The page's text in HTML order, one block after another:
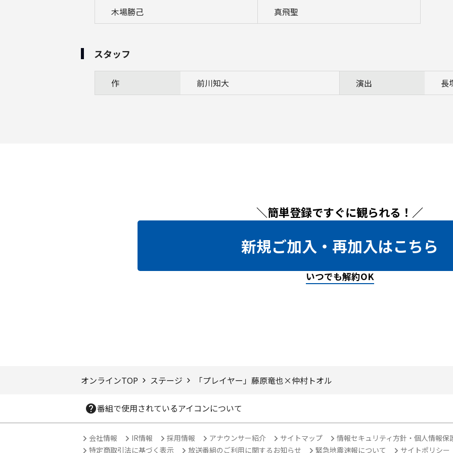
木場勝己 真飛聖
スタッフ
作 前川知大 演出 長
＼簡単登録ですぐに観られる！／
新規ご加入・再加入はこちら
いつでも解約OK
オンラインTOP ステージ 「プレイヤー」藤原竜也×仲村トオル
番組で使用されているアイコンについて
会社情報 IR情報 採用情報 アナウンサー紹介 サイトマップ
情報セキュリティ方針・個人情報保
特定商取引法に基づく表示
放送番組のご利用に関するお知らせ 緊急地震速報について サイトポリシー